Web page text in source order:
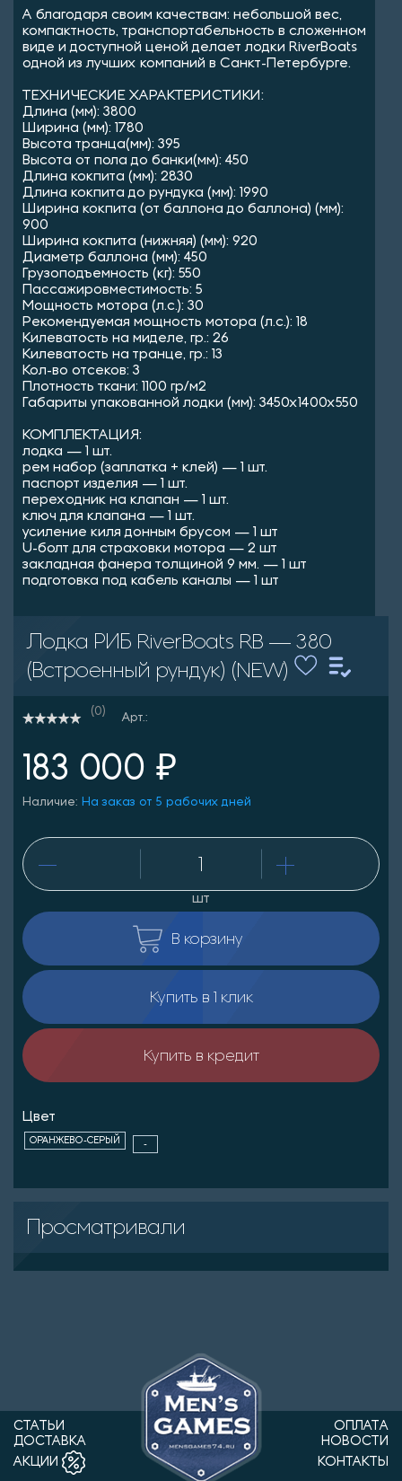
А благодаря своим качествам: небольшой вес,
компактность, транспортабельность в сложенном
виде и доступной ценой делает лодки RiverBoats
одной из лучших компаний в Санкт-Петербурге.
ТЕХНИЧЕСКИЕ ХАРАКТЕРИСТИКИ:
Длина (мм): 3800
Ширина (мм): 1780
Высота транца(мм): 395
Высота от пола до банки(мм): 450
Длина кокпита (мм): 2830
Длина кокпита до рундука (мм): 1990
Ширина кокпита (от баллона до баллона) (мм):
900
Ширина кокпита (нижняя) (мм): 920
Диаметр баллона (мм): 450
Грузоподъемность (кг): 550
Пассажировместимость: 5
Мощность мотора (л.с.): 30
Рекомендуемая мощность мотора (л.с.): 18
Килеватость на миделе, гр.: 26
Килеватость на транце, гр.: 13
Кол-во отсеков: 3
Плотность ткани: 1100 гр/м2
Габариты упакованной лодки (мм): 3450х1400х550
КОМПЛЕКТАЦИЯ:
лодка — 1 шт.
рем набор (заплатка + клей) — 1 шт.
паспорт изделия — 1 шт.
переходник на клапан — 1 шт.
ключ для клапана — 1 шт.
усиление киля донным брусом — 1 шт
U-болт для страховки мотора — 2 шт
закладная фанера толщиной 9 мм. — 1 шт
подготовка под кабель каналы — 1 шт
Лодка РИБ RiverBoats RB — 380
(Встроенный рундук) (NEW)
(0)
Арт.:
183 000 ₽
Наличие: На заказ от 5 рабочих дней
шт
В корзину
Купить в 1 клик
Купить в кредит
Цвет
ОРАНЖЕВО-СЕРЫЙ -
Просматривали
СТАТЬИ
ОПЛАТА
ДОСТАВКА
НОВОСТИ
АКЦИИ
КОНТАКТЫ